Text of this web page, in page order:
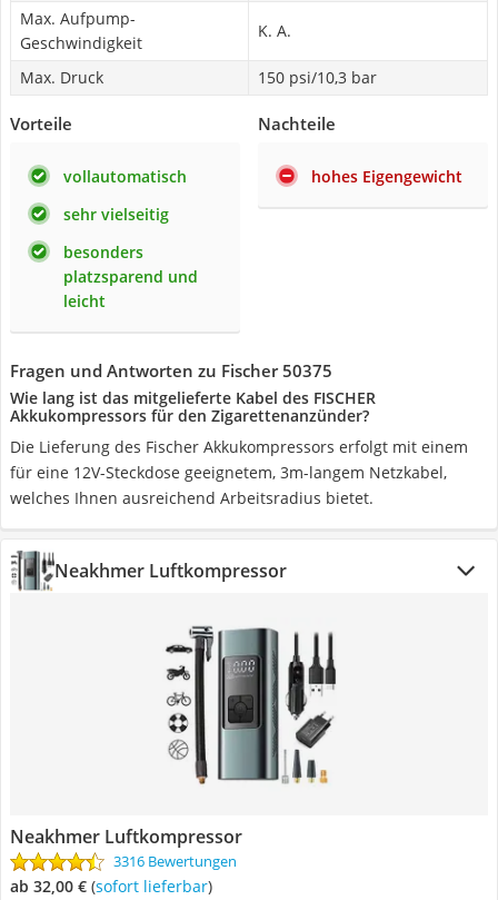
Max. Aufpump-
Geschwindigkeit
K. A.
Max. Druck 150 psi/10,3 bar
Vorteile
vollautomatisch
sehr vielseitig
besonders
platzsparend und
leicht
Nachteile
hohes Eigengewicht
Fragen und Antworten zu Fischer 50375
Wie lang ist das mitgelieferte Kabel des FISCHER
Akkukompressors für den Zigarettenanzünder?
Die Lieferung des Fischer Akkukompressors erfolgt mit einem
für eine 12V-Steckdose geeignetem, 3m-langem Netzkabel,
welches Ihnen ausreichend Arbeitsradius bietet.
Neakhmer Luftkompressor
Neakhmer Luftkompressor
3316 Bewertungen
ab 32,00 € ( Sofort lieferbar)